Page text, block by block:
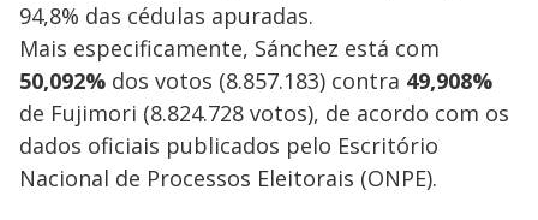
94,8% das cédulas apuradas.
Mais especificamente, Sánchez está com
50,092% dos votos (8.857.183) contra 49,908%
de Fujimori (8.824.728 votos), de acordo com os
dados oficiais publicados pelo Escritório
Nacional de Processos Eleitorais (ONPE).